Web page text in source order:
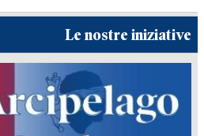
Le nostre iniziative